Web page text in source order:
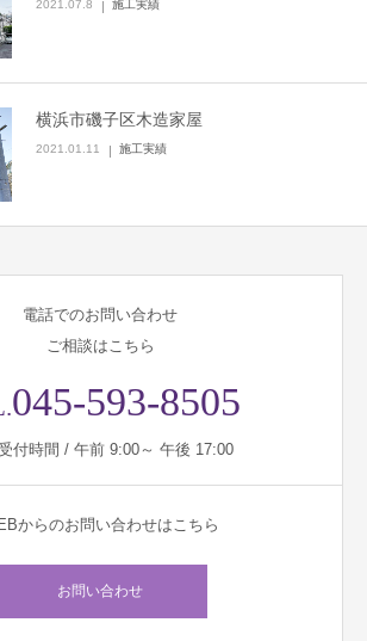
2021.07.8 施工実績
横浜市磯子区木造家屋
2021.01.11 施工実績
電話でのお問い合わせ
ご相談はこちら
045-593-8505
付時間 / 午前 9:00～ 午後 17:00
からのお問い合わせはこちら
お問い合わせ